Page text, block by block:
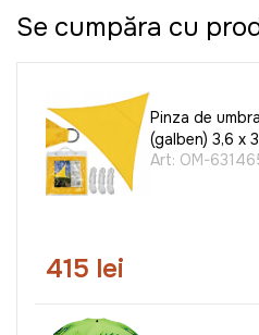
Se cumpăra cu
Pinza de
(galben) 3,6 x
Art: OM-
415 lei